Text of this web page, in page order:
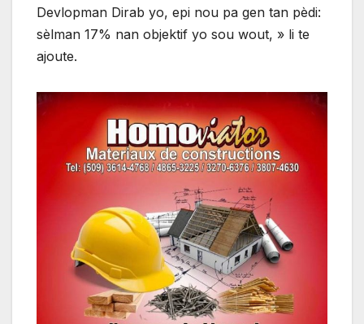
Devlopman Dirab yo, epi nou pa gen tan pèdi:
sèlman 17% nan objektif yo sou wout, » li te
ajoute.